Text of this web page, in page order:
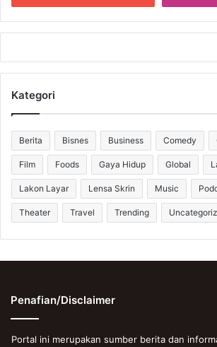
Kategori
Berita Bisnes Business Comedy
Film Foods Gaya Hidup Global
Lakon Layar Lensa Skrin Music
Theater Travel Trending
Penafian/Disclaimer
Portal ini merupakan sumber berita dan